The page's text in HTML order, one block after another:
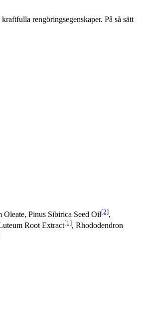
rengöringsegenskaper. På så sätt
Oleate, Pinus Sibirica Seed Oil[2],
Root Extract[1], Rhododendron